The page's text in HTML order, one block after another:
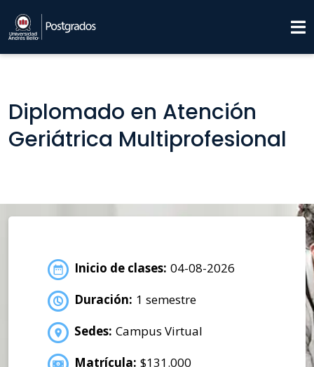
Diplomado en Atención
Geriátrica Multiprofesional
Inicio de clases: 04-08-2026
Duración: 1 semestre
Sedes: Campus Virtual
Matrícula: $131.000